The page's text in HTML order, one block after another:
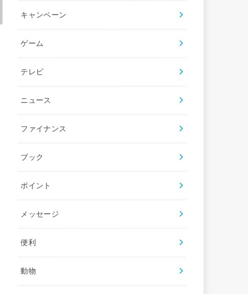
キャンペーン
ゲーム
テレビ
ニュース
ファイナンス
ブック
ポイント
メッセージ
便利
動物